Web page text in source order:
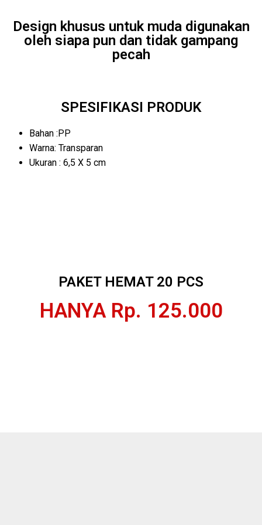
Design khusus untuk muda digunakan
oleh siapa pun dan tidak gampang
pecah
SPESIFIKASI PRODUK
Bahan :PP
Warna: Transparan
Ukuran : 6,5 X 5 cm
PAKET HEMAT 20 PCS
HANYA Rp. 125.000